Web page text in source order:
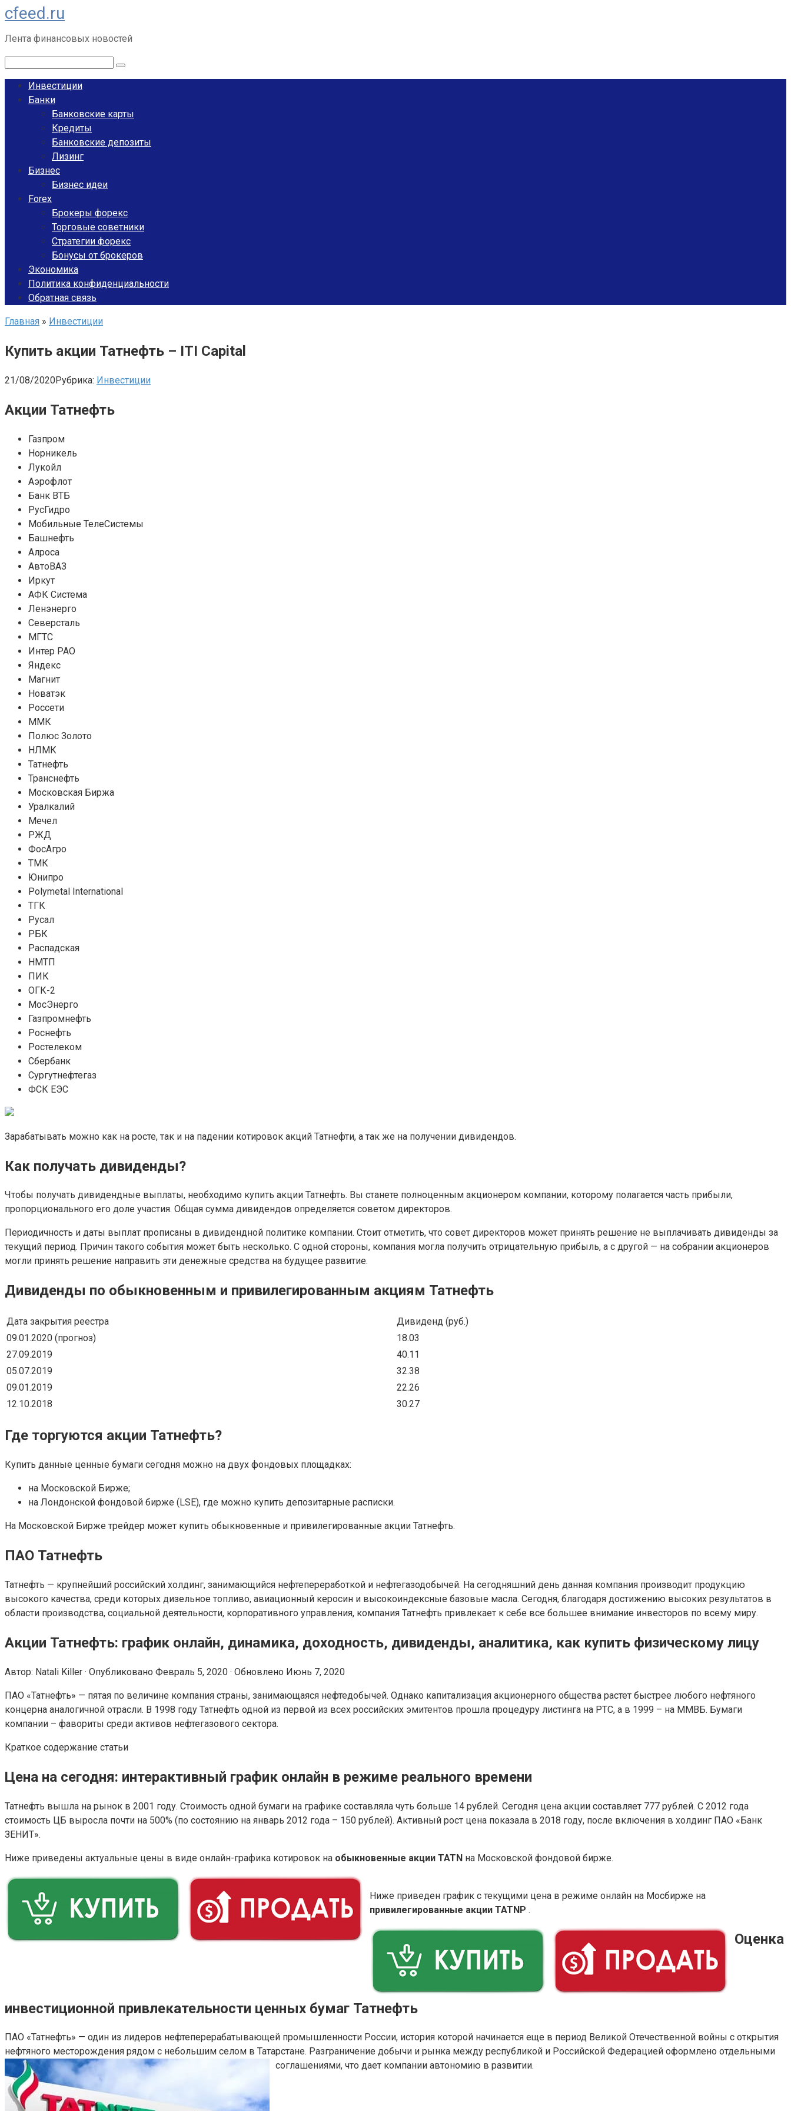
Перейти
к
контенту
cfeed.ru
Лента финансовых новостей
Инвестиции
Банки
Банковские карты
Кредиты
Банковские депозиты
Лизинг
Бизнес
Бизнес идеи
Forex
Брокеры форекс
Торговые советники
Стратегии форекс
Бонусы от брокеров
Экономика
Политика конфиденциальности
Обратная связь
Главная » Инвестиции
Купить акции Татнефть – ITI Capital
21/08/2020Рубрика: Инвестиции
Акции Татнефть
Газпром
Норникель
Лукойл
Аэрофлот
Банк ВТБ
РусГидро
Мобильные ТелеСистемы
Башнефть
Алроса
АвтоВАЗ
Иркут
АФК Система
Ленэнерго
Северсталь
МГТС
Интер РАО
Яндекс
Магнит
Новатэк
Россети
ММК
Полюс Золото
НЛМК
Татнефть
Транснефть
Московская Биржа
Уралкалий
Мечел
РЖД
ФосАгро
ТМК
Юнипро
Polymetal International
ТГК
Русал
РБК
Распадская
НМТП
ПИК
ОГК-2
МосЭнерго
Газпромнефть
Роснефть
Ростелеком
Сбербанк
Сургутнефтегаз
ФСК ЕЭС
Зарабатывать можно как на росте, так и на падении котировок акций Татнефти, а так же на получении дивидендов.
Как получать дивиденды?
Чтобы получать дивидендные выплаты, необходимо купить акции Татнефть. Вы станете полноценным акционером компании, которому полагается часть прибыли,
пропорционального его доле участия. Общая сумма дивидендов определяется советом директоров.
Периодичность и даты выплат прописаны в дивидендной политике компании. Стоит отметить, что совет директоров может принять решение не выплачивать дивиденды за
текущий период. Причин такого события может быть несколько. С одной стороны, компания могла получить отрицательную прибыль, а с другой — на собрании акционеров
могли принять решение направить эти денежные средства на будущее развитие.
Дивиденды по обыкновенным и привилегированным акциям Татнефть
Дата закрытия реестра
Дивиденд (руб.)
09.01.2020 (прогноз)
18.03
27.09.2019
40.11
05.07.2019
32.38
09.01.2019
22.26
12.10.2018
30.27
Где торгуются акции Татнефть?
Купить данные ценные бумаги сегодня можно на двух фондовых площадках:
на Московской Бирже;
на Лондонской фондовой бирже (LSE), где можно купить депозитарные расписки.
На Московской Бирже трейдер может купить обыкновенные и привилегированные акции Татнефть.
ПАО Татнефть
Татнефть — крупнейший российский холдинг, занимающийся нефтепереработкой и нефтегазодобычей. На сегодняшний день данная компания производит продукцию
высокого качества, среди которых дизельное топливо, авиационный керосин и высокоиндексные базовые масла. Сегодня, благодаря достижению высоких результатов в
области производства, социальной деятельности, корпоративного управления, компания Татнефть привлекает к себе все большее внимание инвесторов по всему миру.
Акции Татнефть: график онлайн, динамика, доходность, дивиденды, аналитика, как купить физическому лицу
Автор: Natali Killer · Опубликовано Февраль 5, 2020 · Обновлено Июнь 7, 2020
ПАО «Татнефть» — пятая по величине компания страны, занимающаяся нефтедобычей. Однако капитализация акционерного общества растет быстрее любого нефтяного
концерна аналогичной отрасли. В 1998 году Татнефть одной из первой из всех российских эмитентов прошла процедуру листинга на РТС, а в 1999 – на ММВБ. Бумаги
компании – фавориты среди активов нефтегазового сектора.
Краткое содержание статьи
Цена на сегодня: интерактивный график онлайн в режиме реального времени
Татнефть вышла на рынок в 2001 году. Стоимость одной бумаги на графике составляла чуть больше 14 рублей. Сегодня цена акции составляет 777 рублей. С 2012 года
стоимость ЦБ выросла почти на 500% (по состоянию на январь 2012 года – 150 рублей). Активный рост цена показала в 2018 году, после включения в холдинг ПАО «Банк
ЗЕНИТ».
Ниже приведены актуальные цены в виде онлайн-графика котировок на обыкновенные акции TATN на Московской фондовой бирже.
Ниже приведен график с текущими цена в режиме онлайн на Мосбирже на
привилегированные акции TATNP .
Оценка
инвестиционной привлекательности ценных бумаг Татнефть
ПАО «Татнефть» — один из лидеров нефтеперерабатывающей промышленности России, история которой начинается еще в период Великой Отечественной войны с открытия
нефтяного месторождения рядом с небольшим селом в Татарстане. Разграничение добычи и рынка между республикой и Российской Федерацией оформлено отдельными
соглашениями, что дает компании автономию в развитии.